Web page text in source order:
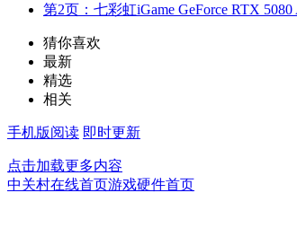
第2页：七彩虹iGame GeForce RTX 5080
猜你喜欢
最新
精选
相关
手机版阅读 即时更新
点击加载更多内容
中关村在线首页游戏硬件首页